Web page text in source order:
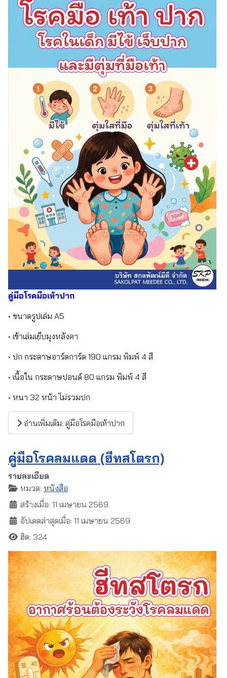
คู่มือโรคมือเท้าปาก
• ขนาดรูปเล่ม A5
• เข้าเล่มเย็บมุงหลังคา
• ปก กระดาษอาร์ตการ์ด 190 แกรม พิมพ์ 4 สี
• เนื้อใน กระดาษปอนด์ 80 แกรม พิมพ์ 4 สี
• หนา 32 หน้า ไม่รวมปก
อ่านเพิ่มเติม: คู่มือโรคมือเท้าปาก
คู่มือโรคลมแดด (ฮีทสโตรก)
รายละเอียด
หมวด: หนังสือ
สร้างเมื่อ: 11 เมษายน 2569
อัปเดตล่าสุดเมื่อ: 11 เมษายน 2569
ฮิต: 324